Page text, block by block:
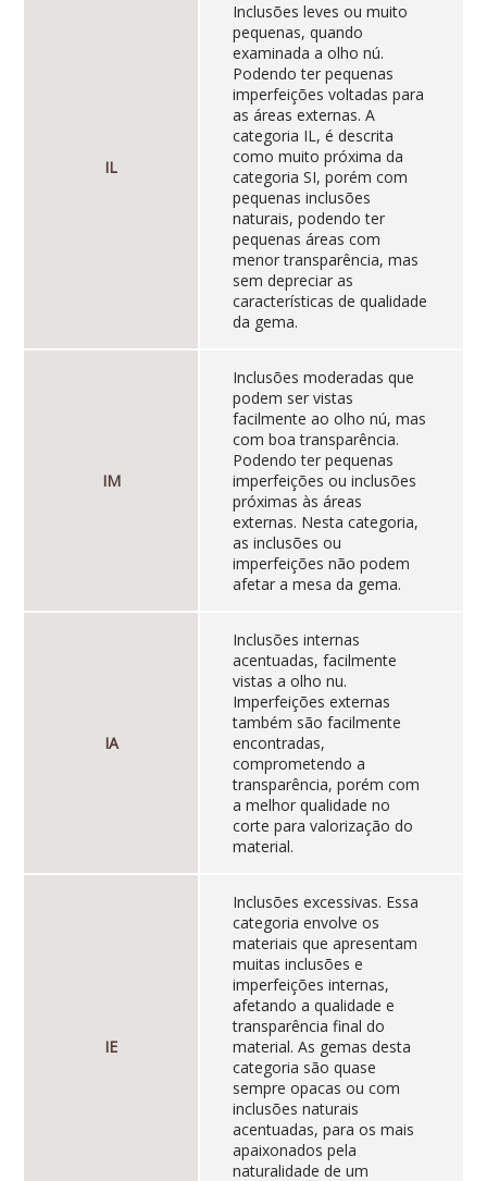
IL
Inclusões leves ou muito
pequenas, quando
examinada a olho nú.
Podendo ter pequenas
imperfeições voltadas para
as áreas externas. A
categoria IL, é descrita
como muito próxima da
categoria SI, porém com
pequenas inclusões
naturais, podendo ter
pequenas áreas com
menor transparência, mas
sem depreciar as
características de qualidade
da gema.
IM
Inclusões moderadas que
podem ser vistas
facilmente ao olho nú, mas
com boa transparência.
Podendo ter pequenas
imperfeições ou inclusões
próximas às áreas
externas. Nesta categoria,
as inclusões ou
imperfeições não podem
afetar a mesa da gema.
IA
Inclusões internas
acentuadas, facilmente
vistas a olho nu.
Imperfeições externas
também são facilmente
encontradas,
comprometendo a
transparência, porém com
a melhor qualidade no
corte para valorização do
material.
IE
Inclusões excessivas. Essa
categoria envolve os
materiais que apresentam
muitas inclusões e
imperfeições internas,
afetando a qualidade e
transparência final do
material. As gemas desta
categoria são quase
sempre opacas ou com
inclusões naturais
acentuadas, para os mais
apaixonados pela
naturalidade de um